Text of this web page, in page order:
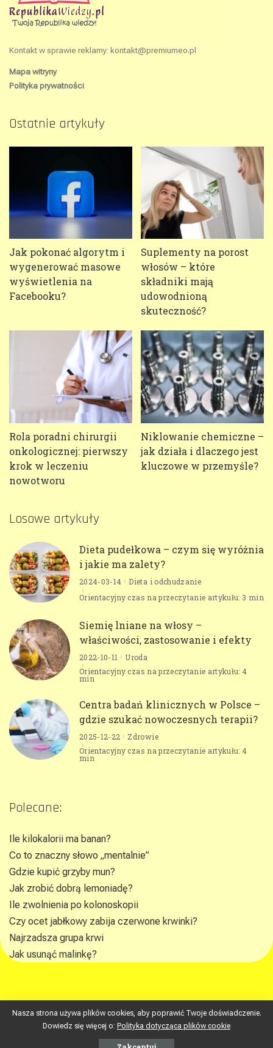
Kontakt w sprawie reklamy: kontakt@premiumeo.pl
Mapa witryny
Polityka prywatności
Ostatnie artykuły
Jak pokonać algorytm i
wygenerować masowe
wyświetlenia na
Facebooku?
Suplementy na porost
włosów – które
składniki mają
udowodnioną
skuteczność?
Rola poradni chirurgii
onkologicznej: pierwszy
krok w leczeniu
nowotworu
Niklowanie chemiczne –
jak działa i dlaczego jest
kluczowe w przemyśle?
Losowe artykuły
Dieta pudełkowa – czym się wyróżnia
i jakie ma zalety?
2024-03-14
Dieta i odchudzanie
Orientacyjny czas na przeczytanie artykułu: 3 min
Siemię lniane na włosy –
właściwości, zastosowanie i efekty
2022-10-11
Uroda
Orientacyjny czas na przeczytanie artykułu: 4
min
Centra badań klinicznych w Polsce –
gdzie szukać nowoczesnych terapii?
2025-12-22
Zdrowie
Orientacyjny czas na przeczytanie artykułu: 4
min
Polecane:
Ile kilokalorii ma banan?
Co to znaczny słowo „mentalnie”
Gdzie kupić grzyby mun?
Jak zrobić dobrą lemoniadę?
Ile zwolnienia po kolonoskopii
Czy ocet jabłkowy zabija czerwone krwinki?
Najrzadsza grupa krwi
Jak usunąć malinkę?
republikawiedzy.pl © gokin
Nasza strona używa plików cookies, aby poprawić Twoje doświadczenie.
Dowiedz się więcej o: Polityka dotycząca plików cookie